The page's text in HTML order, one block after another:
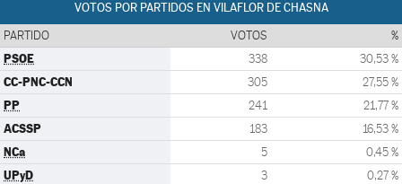
VOTOS POR PARTIDOS EN VILAFLOR DE CHASNA
PARTIDO VOTOS %
PSOE 338 30,53 %
CC-PNC-CCN 305 27,55 %
PP 241 21,77 %
ACSSP 183 16,53 %
NCa 5 0,45 %
UPyD 3 0,27 %